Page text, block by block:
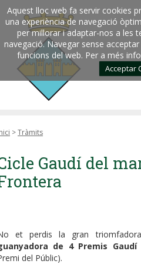
Aquest lloc web fa servir cookies
una experiència de navegació
per millorar i adaptar-nos a les
navegació. Navegar sense
funcions del web. Per a més
Acceptar
>Tràmits
Gaudí del
et perdis la gran
de 4 Premis Gaudí
del Públic).